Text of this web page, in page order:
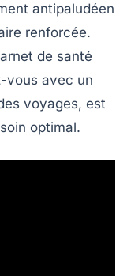
antipaludéen
renforcée.
de santé
vous avec un
voyages, est
optimal.